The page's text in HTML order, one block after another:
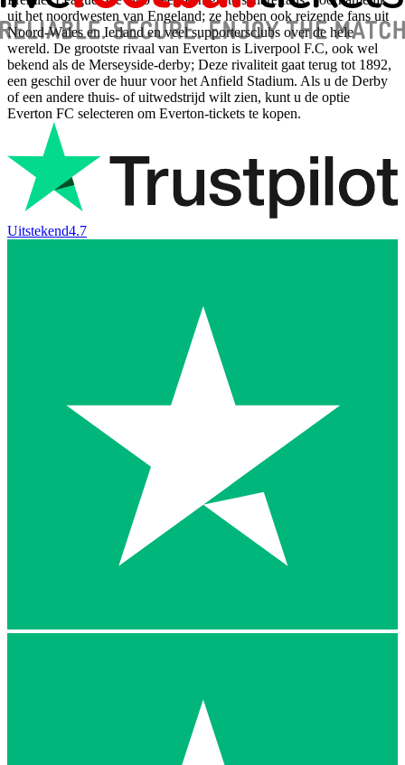
uit het noordwesten van Engeland; ze hebben ook reizende fans uit
Noord-Wales en Ierland en veel supportersclubs over de hele
wereld. De grootste rivaal van Everton is Liverpool F.C, ook wel
bekend als de Merseyside-derby; Deze rivaliteit gaat terug tot 1892,
een geschil over de huur voor het Anfield Stadium. Als u de Derby
of een andere thuis- of uitwedstrijd wilt zien, kunt u de optie
Everton FC selecteren om Everton-tickets te kopen.
Uitstekend4.7